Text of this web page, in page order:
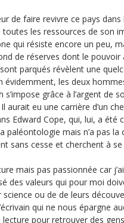
de faire revivre ce pays dans
les ressources de son
qui résiste encore un peu,
de réserves dont le pouvoir
parqués révèlent une
évidemment, les deux
grâce à l’argent de
aurait eu une carrière d’un
Edward Cope, qui, lui, a été
paléontologie mais n’a pas la
sans cesse et cherchent à
mais pas passionnée car
des valeurs qui pour moi
ou de de leurs
qui ne nous épargne
lecture pour retrouver des